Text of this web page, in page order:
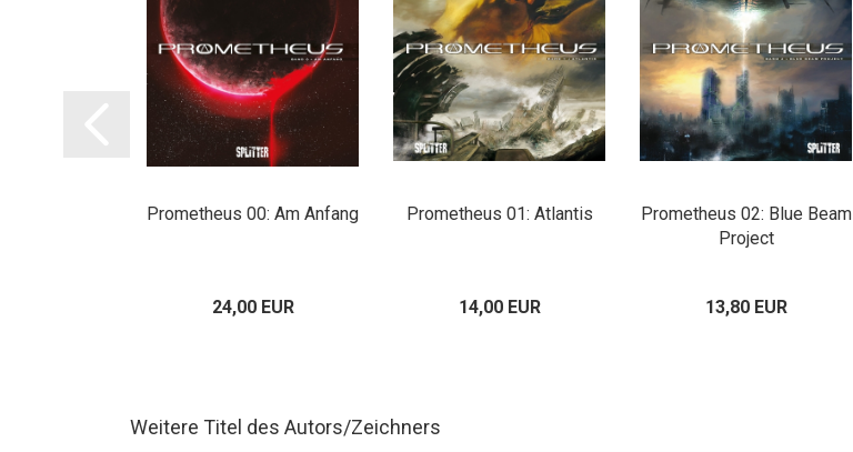
Prometheus 00: Am Anfang
24,00 EUR
Prometheus 01: Atlantis
14,00 EUR
Prometheus 02: Blue Beam
Project
13,80 EUR
Weitere Titel des Autors/Zeichners